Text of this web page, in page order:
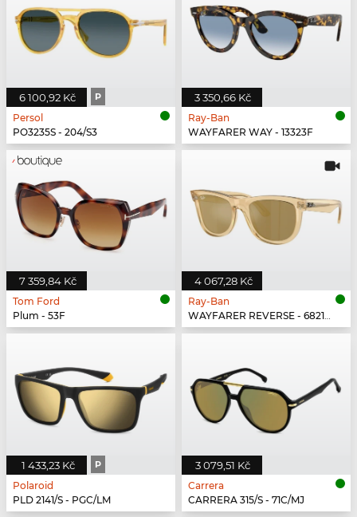
6 100,92 Kč P
Persol
PO3235S - 204/S3
3 350,66 Kč
Ray-Ban
WAYFARER WAY - 13323F
7 359,84 Kč
Tom Ford
Plum - 53F
4 067,28 Kč
Ray-Ban
WAYFARER REVERSE - 68215A
1 433,23 Kč P
Polaroid
PLD 2141/S - PGC/LM
3 079,51 Kč
Carrera
CARRERA 315/S - 71C/MJ